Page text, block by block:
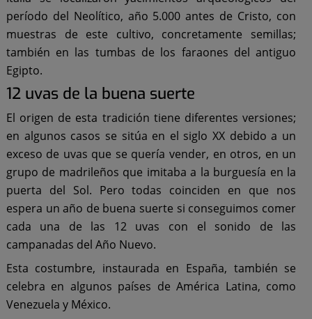
período del Neolítico, año 5.000 antes de Cristo, con
muestras de este cultivo, concretamente semillas;
también en las tumbas de los faraones del antiguo
Egipto.
12 uvas de la buena suerte
El origen de esta tradición tiene diferentes versiones;
en algunos casos se sitúa en el siglo XX debido a un
exceso de uvas que se quería vender, en otros, en un
grupo de madrileños que imitaba a la burguesía en la
puerta del Sol. Pero todas coinciden en que nos
espera un año de buena suerte si conseguimos comer
cada una de las 12 uvas con el sonido de las
campanadas del Año Nuevo.
Esta costumbre, instaurada en España, también se
celebra en algunos países de América Latina, como
Venezuela y México.